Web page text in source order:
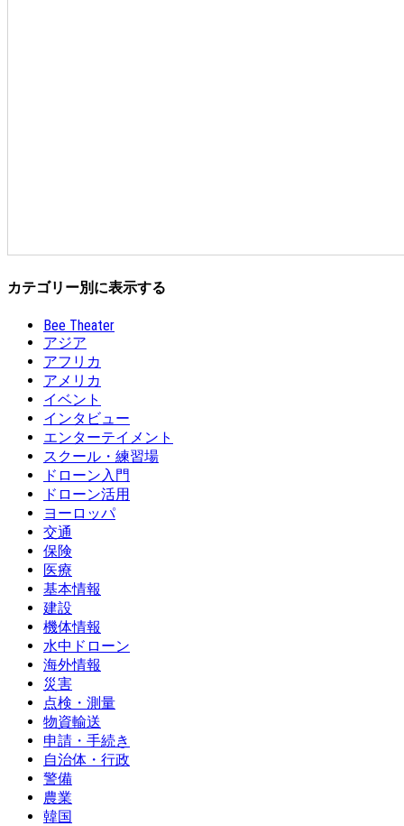
カテゴリー別に表示する
Bee Theater
アジア
アフリカ
アメリカ
イベント
インタビュー
エンターテイメント
スクール・練習場
ドローン入門
ドローン活用
ヨーロッパ
交通
保険
医療
基本情報
建設
機体情報
水中ドローン
海外情報
災害
点検・測量
物資輸送
申請・手続き
自治体・行政
警備
農業
韓国